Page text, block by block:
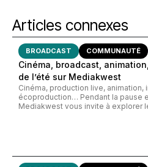
Articles connexes
BROADCAST COMMUNAUTÉ
Cinéma, broadcast,
de l’été sur Mediakwest
Cinéma, production live,
écoproduction… Pendant la pause
Mediakwest vous invite à explorer